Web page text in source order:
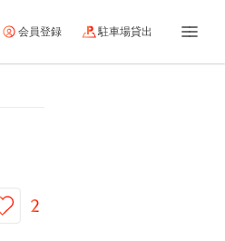
会員登録 駐車場貸出
2